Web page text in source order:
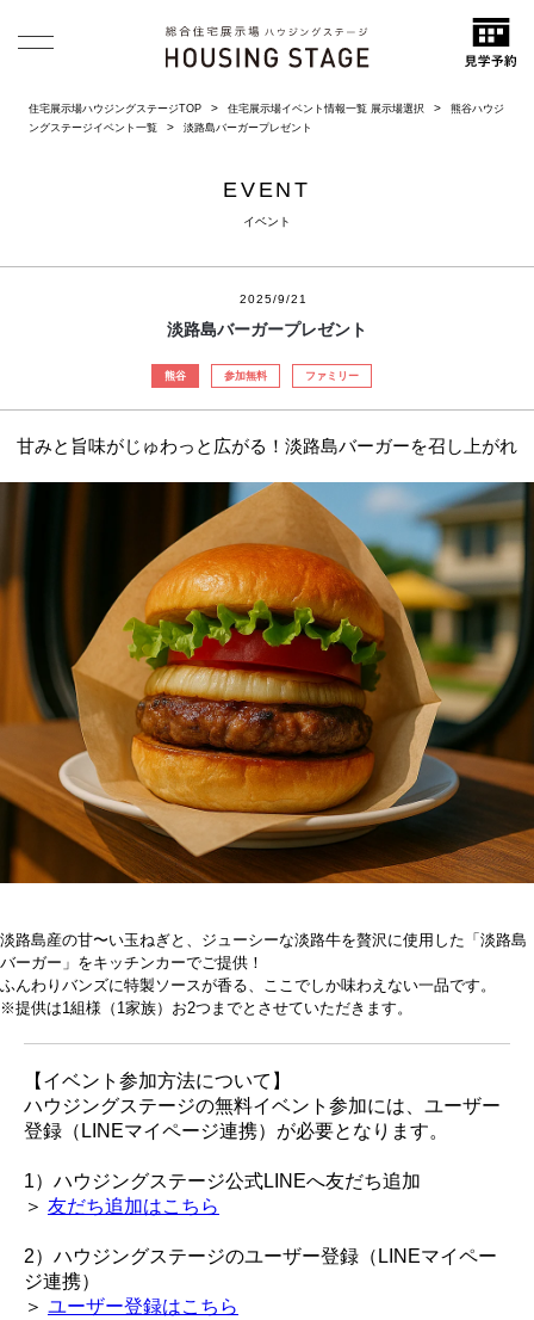
住宅展示場ハウジングステージTOP 住宅展示場イベント情報一覧 展示場選択
熊谷ハウジ
ングステージイベント一覧
淡路島バーガープレゼント
EVENT
イベント
2025/9/21
淡路島バーガープレゼント
熊谷 参加無料 ファミリー
甘みと旨味がじゅわっと広がる！淡路島バーガーを召し上がれ
淡路島産の甘〜い玉ねぎと、ジューシーな淡路牛を贅沢に使用した「淡路島
バーガー」をキッチンカーでご提供！
ふんわりバンズに特製ソースが香る、ここでしか味わえない一品です。
※提供は1組様（1家族）お2つまでとさせていただきます。
【イベント参加方法について】
ハウジングステージの無料イベント参加には、ユーザー
登録（LINEマイページ連携）が必要となります。
1）ハウジングステージ公式LINEへ友だち追加
＞ 友だち追加はこちら
2）ハウジングステージのユーザー登録（LINEマイペー
ジ連携）
＞ ユーザー登録はこちら